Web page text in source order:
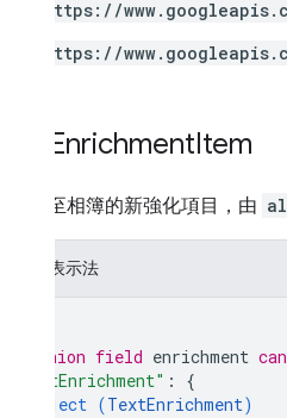
https://
https://
EnrichmentItem
要新增至相簿的新強化項目，由
JSON 表示法
// Union field enrichment
"textEnrichment" : {
object (TextEnrichment)